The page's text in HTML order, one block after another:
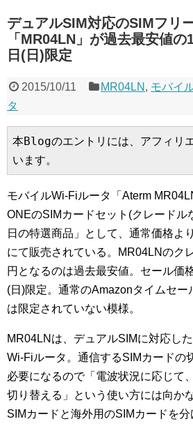
デュアルSIM対応のSIMフリ
「MR04LN」が過去最安値
日(日)限定
2015/10/11 MR04LN , モバイ
タ
本Blogのエントリには、アフィリ
います。
モバイルWi-Fiルータ「Aterm
ONEのSIMカードセット(クレードル
日の特選商品」として、通常価格よ
にて販売されている。MR04LNのク
円となるのは過去最安値。セール価
(日)限定。通常のAmazonタイムセー
は限定されていない模様。
MR04LNは、デュアルSIMに対応し
Wi-Fiルータ。通信するSIMカードの
必要になるので「電波状況に応じて
切り替える」という使い方には向か
SIMカードと海外用のSIMカードを